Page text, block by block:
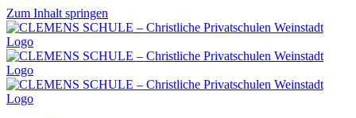
Zum Inhalt springen